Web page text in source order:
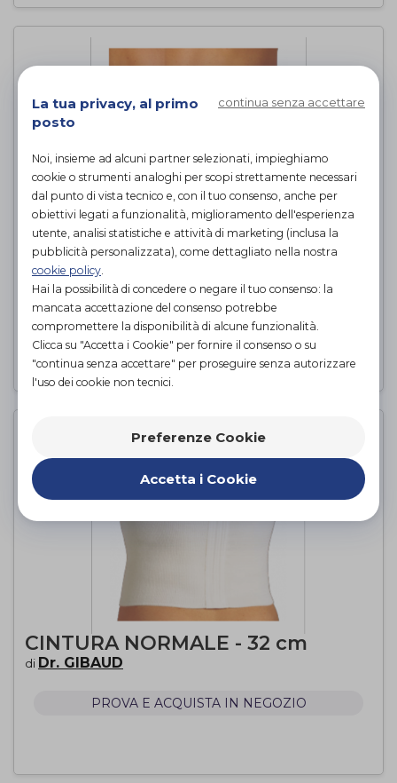
FASCIA ELASTICA POST
OPERATORIA - CINTURA
LEGGERA 24 CM
Dr. GIBAUD
PROVA E ACQUISTA IN NEGOZIO
CINTURA NORMALE - 32 cm
di Dr. GIBAUD
PROVA E ACQUISTA IN NEGOZIO
La tua privacy, al primo
posto
continua senza accettare
Noi, insieme ad alcuni partner selezionati, impieghiamo
cookie o strumenti analoghi per scopi strettamente necessari
dal punto di vista tecnico e, con il tuo consenso, anche per
obiettivi legati a funzionalità, miglioramento dell'esperienza
utente, analisi statistiche e attività di marketing (inclusa la
pubblicità personalizzata), come dettagliato nella nostra
cookie policy
Hai la possibilità di concedere o negare il tuo consenso: la
mancata accettazione del consenso potrebbe
compromettere la disponibilità di alcune funzionalità.
Clicca su "Accetta i Cookie" per fornire il consenso o su
"continua senza accettare" per proseguire senza autorizzare
l'uso dei cookie non tecnici.
Preferenze Cookie
Accetta i Cookie